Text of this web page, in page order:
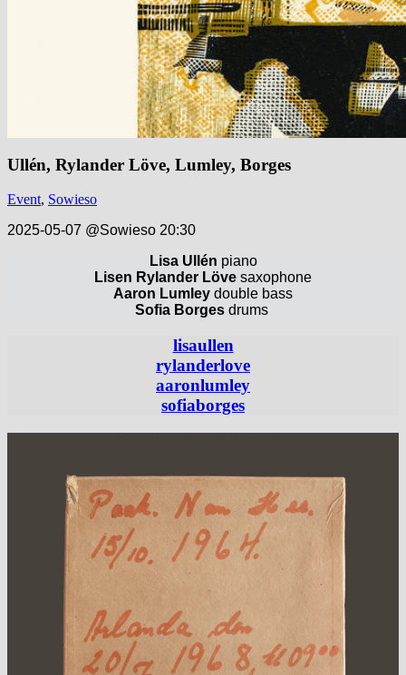
Ullén, Rylander Löve, Lumley, Borges
Event, Sowieso
2025-05-07 @Sowieso 20:30
Lisa Ullén piano
Lisen Rylander Löve saxophone
Aaron Lumley double bass
Sofia Borgesdrums
lisaullen
rylanderlove
aaronlumley
sofiaborges